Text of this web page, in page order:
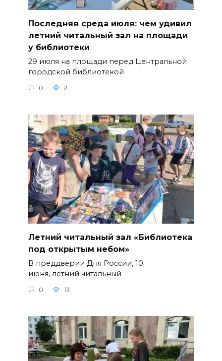
Последняя среда июля: чем удивил
летний читальный зал на площади
у библиотеки
29 июля на площади перед Центральной
городской библиотекой
0 2
Летний читальный зал «Библиотека
под открытым небом»
В преддверии Дня России, 10
июня, летний читальный
0 13